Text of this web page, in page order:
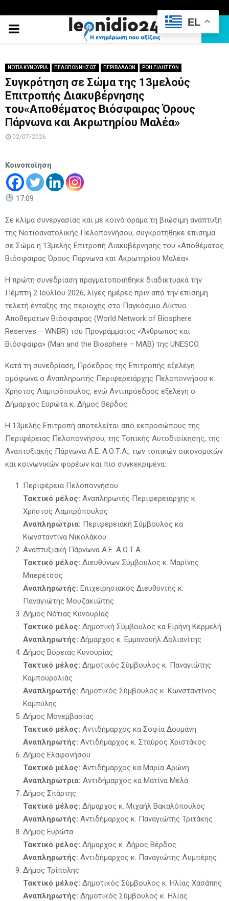
PRIMARY
ΝΟΤΙΑ ΚΥΝΟΥΡΙΑ ΠΕΛΟΠΟΝΝΗΣΟΣ ΠΕΡΙΒΑΛΛΟΝ ΡΟΗ ΕΙΔΗΣΕΩΝ
Συγκρότηση σε Σώμα της 13μελούς
Επιτροπής Διακυβέρνησης
του«Αποθέματος Βιόσφαιρας Όρους
Πάρνωνα και Ακρωτηρίου Μαλέα»
02/07/2026
Κοινοποίηση
17:09
Σε κλίμα συνεργασίας και με κοινό όραμα τη βιώσιμη ανάπτυξη
της Νοτιοανατολικής Πελοποννήσου, συγκροτήθηκε επίσημα
σε Σώμα η 13μελής Επιτροπή Διακυβέρνησης του «Αποθέματος
Βιόσφαιρας Όρους Πάρνωνα και Ακρωτηρίου Μαλέα».
Η πρώτη συνεδρίαση πραγματοποιήθηκε διαδικτυακά την
Πέμπτη 2 Ιουλίου 2026, λίγες ημέρες πριν από την επίσημη
τελετή ένταξης της περιοχής στο Παγκόσμιο Δίκτυο
Αποθεμάτων Βιόσφαιρας (World Network of Biosphere
Reserves – WNBR) του Προγράμματος «Άνθρωπος και
Βιόσφαιρα» (Man and the Biosphere – MAB) της UNESCO.
Κατά τη συνεδρίαση, Πρόεδρος της Επιτροπής εξελέγη
ομόφωνα ο Αναπληρωτής Περιφερειάρχης Πελοποννήσου κ.
Χρήστος Λαμπρόπουλος, ενώ Αντιπρόεδρος εξελέγη ο
Δήμαρχος Ευρώτα κ. Δήμος Βέρδος.
Η 13μελής Επιτροπή αποτελείται από εκπροσώπους της
Περιφέρειας Πελοποννήσου, της Τοπικής Αυτοδιοίκησης, της
Αναπτυξιακής Πάρνωνα Α.Ε. Α.Ο.Τ.Α., των τοπικών οικονομικών
και κοινωνικών φορέων και πιο συγκεκριμένα:
Περιφέρεια Πελοποννήσου
Τακτικό μέλος: Αναπληρωτής Περιφερειάρχης κ.
Χρήστος Λαμπρόπουλος
Αναπληρώτρια: Περιφερειακή Σύμβουλος κα
Κωνσταντίνα Νικολάκου
Αναπτυξιακή Πάρνωνα Α.Ε. Α.Ο.Τ.Α.
Τακτικό μέλος: Διευθύνων Σύμβουλος κ. Μαρίνης
Μπερέτσος
Αναπληρωτής: Επιχειρησιακός Διευθυντής κ.
Παναγιώτης Μουζακιώτης
Δήμος Νότιας Κυνουρίας
Τακτικό μέλος: Δημοτική Σύμβουλος κα Ειρήνη Κερμελή
Αναπληρωτής: Δήμαρχος κ. Εμμανουήλ Δολιανίτης
Δήμος Βόρειας Κυνουρίας
Τακτικό μέλος: Δημοτικός Σύμβουλος κ. Παναγιώτης
Καμπουρολιάς
Αναπληρωτής: Δημοτικός Σύμβουλος κ. Κωνσταντίνος
Καμπύλης
Δήμος Μονεμβασίας
Τακτικό μέλος: Αντιδήμαρχος κα Σοφία Δουμάνη
Αναπληρωτής: Αντιδήμαρχος κ. Σταύρος Χριστάκος
Δήμος Ελαφονήσου
Τακτικό μέλος: Αντιδήμαρχος κα Μαρία Αρώνη
Αναπληρώτρια: Αντιδήμαρχος κα Ματίνα Μελά
Δήμος Σπάρτης
Τακτικό μέλος: Δήμαρχος κ. Μιχαήλ Βακαλόπουλος
Αναπληρωτής: Αντιδήμαρχος κ. Παναγιώτης Τριτάκης
Δήμος Ευρώτα
Τακτικό μέλος: Δήμαρχος κ. Δήμος Βέρδος
Αναπληρωτής: Αντιδήμαρχος κ. Παναγιώτης Λυμπέρης
Δήμος Τρίπολης
Τακτικό μέλος: Δημοτικός Σύμβουλος κ. Ηλίας Χασάπης
Αναπληρωτής: Δημοτικός Σύμβουλος κ. Ηλίας
EL